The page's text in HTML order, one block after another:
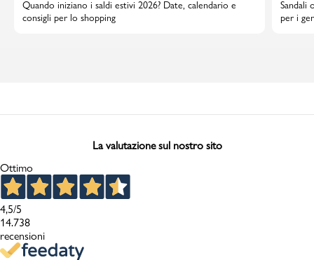
Quando iniziano i saldi estivi 2026? Date, calendario e
consigli per lo shopping
Sandali
per i
La valutazione sul nostro sito
Ottimo
4,5/5
14.738
recensioni